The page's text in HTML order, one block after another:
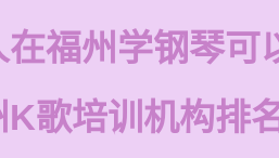
在福州学钢琴可
K歌培训机构排